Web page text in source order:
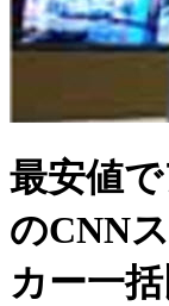
最安値
のCNN
カー一